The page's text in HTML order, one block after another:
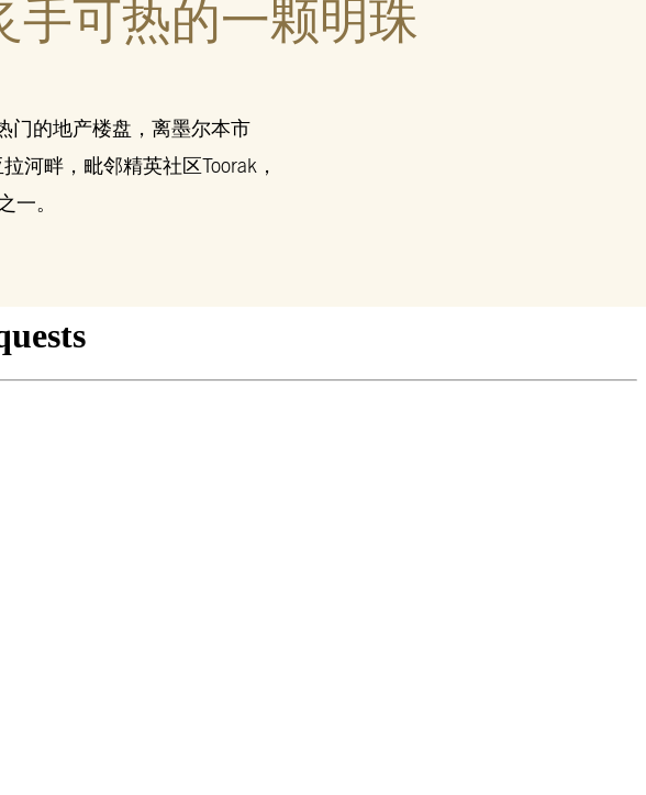
手可热的一颗明珠
门的地产楼盘，离墨尔本市
河畔，毗邻精英社区Toorak，
一。